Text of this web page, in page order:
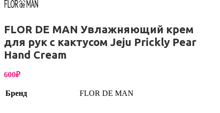
FLOR DE MAN Увлажняющий крем
для рук с кактусом Jeju Prickly Pear
Hand Cream
600₽
Бренд FLOR DE MAN